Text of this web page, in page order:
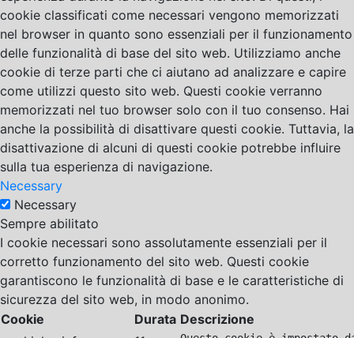
cookie classificati come necessari vengono memorizzati
nel browser in quanto sono essenziali per il funzionamento
delle funzionalità di base del sito web. Utilizziamo anche
cookie di terze parti che ci aiutano ad analizzare e capire
come utilizzi questo sito web. Questi cookie verranno
memorizzati nel tuo browser solo con il tuo consenso. Hai
anche la possibilità di disattivare questi cookie. Tuttavia, la
disattivazione di alcuni di questi cookie potrebbe influire
sulla tua esperienza di navigazione.
Necessary
Necessary
Sempre abilitato
I cookie necessari sono assolutamente essenziali per il
corretto funzionamento del sito web. Questi cookie
garantiscono le funzionalità di base e le caratteristiche di
sicurezza del sito web, in modo anonimo.
Cookie
Durata Descrizione